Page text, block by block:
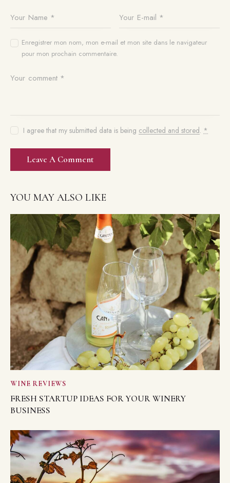
Enregistrer mon nom, mon e-mail et mon site dans le navigateur
pour mon prochain commentaire.
I agree that my submitted data is being collected and stored. *
YOU MAY ALSO LIKE
WINE REVIEWS
FRESH STARTUP IDEAS FOR YOUR WINERY
BUSINESS